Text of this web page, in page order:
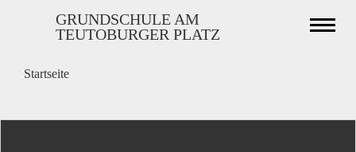
GRUNDSCHULE AM
TEUTOBURGER PLATZ
sind
Startseite